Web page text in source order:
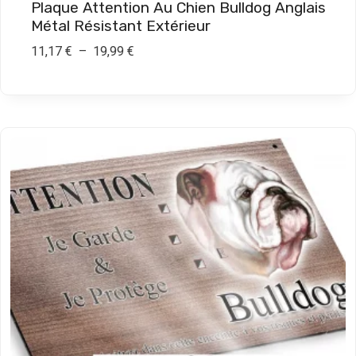
,
9
0
Plaque Attention Au Chien Bulldog Anglais
Métal Résistant Extérieur
11,17 € – 19,99 €P
d
e
p
r
i
x
:
1